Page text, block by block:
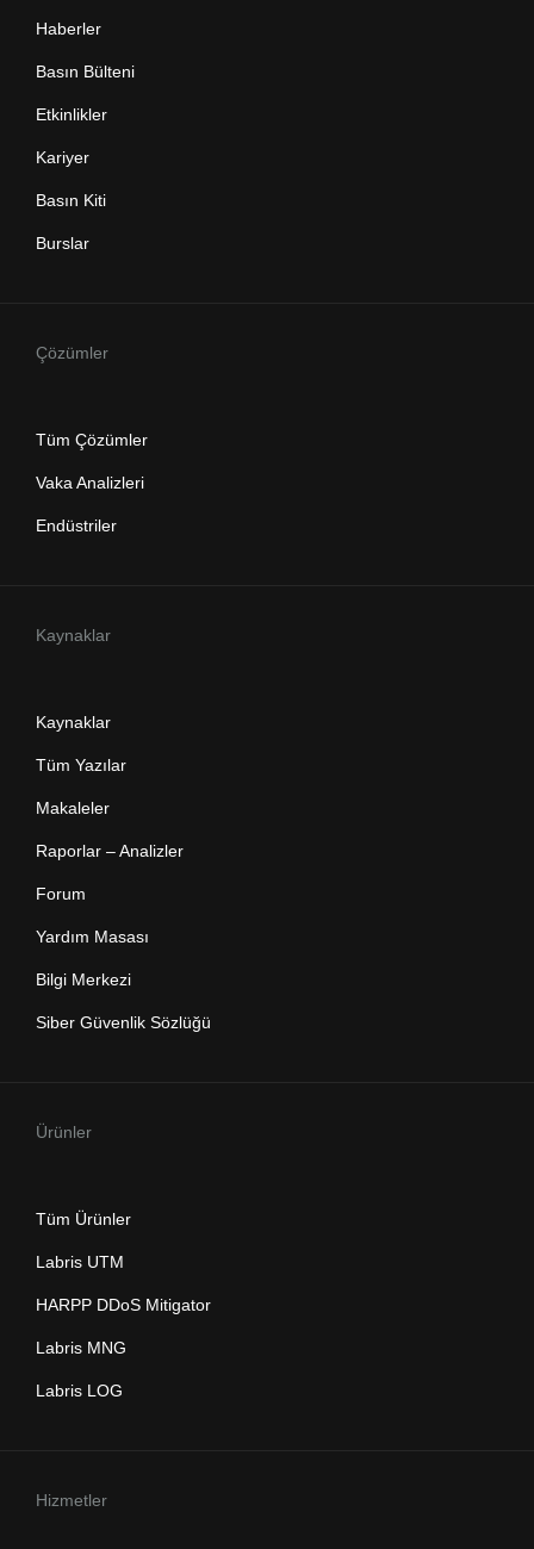
Haberler
Basın Bülteni
Etkinlikler
Kariyer
Basın Kiti
Burslar
Çözümler
Tüm Çözümler
Vaka Analizleri
Endüstriler
Kaynaklar
Kaynaklar
Tüm Yazılar
Makaleler
Raporlar – Analizler
Forum
Yardım Masası
Bilgi Merkezi
Siber Güvenlik Sözlüğü
Ürünler
Tüm Ürünler
Labris UTM
HARPP DDoS Mitigator
Labris MNG
Labris LOG
Hizmetler